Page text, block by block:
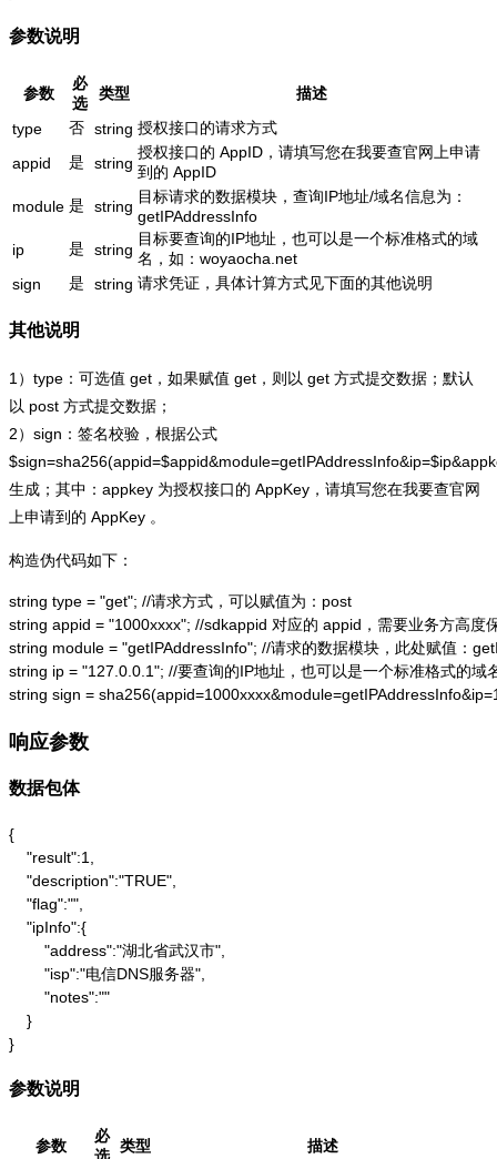
参数说明
参数
必
选
类型
描述
type
否 string 授权接口的请求方式
appid
是 string
授权接口的 AppID，请填写您在我要查官网上申请
到的 AppID
module 是 string
目标请求的数据模块，查询IP地址/域名信息为：
getIPAddressInfo
ip
是 string
目标要查询的IP地址，也可以是一个标准格式的域
名，如：woyaocha.net
sign
是 string 请求凭证，具体计算方式见下面的其他说明
其他说明
1）type：可选值 get，如果赋值 get，则以 get 方式提交数据；默认
以 post 方式提交数据；
2）sign：签名校验，根据公式
生成；其中：appkey 为授权接口的 AppKey，请填写您在我要查官网
上申请到的 AppKey 。
构造伪代码如下：
string type = "get"; //请求方式，可以赋值为：post
string appid = "1000xxxx"; //sdkappid 对应的 appid，需要业务方高度
string module = "getIPAddressInfo"; //请求的数据模块，此处赋值：
string ip = "127.0.0.1"; //要查询的IP地址，也可以是一个标准格式的域
string sign =
响应参数
数据包体
{
    "result":1,
    "description":"TRUE",
    "flag":"",
    "ipInfo":{
        "address":"湖北省武汉市",
        "isp":"电信DNS服务器",
        "notes":""
    }
}
参数说明
参数
必
类型 描述